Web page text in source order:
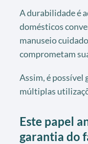
A durabilidade é
domésticos
manuseio
comprometam
Assim, é possível
múltiplas
Este papel
garantia do